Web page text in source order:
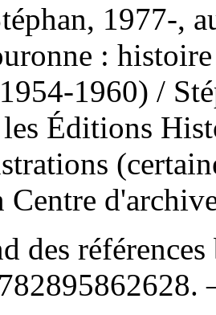
1977-,
:
1960) /
les Éditions
des
.